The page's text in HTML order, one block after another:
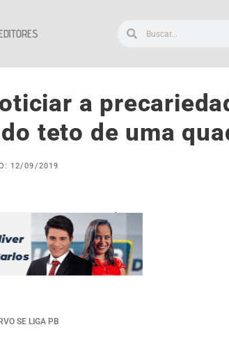
a
teto de uma
12/09/2019
SE LIGA PB